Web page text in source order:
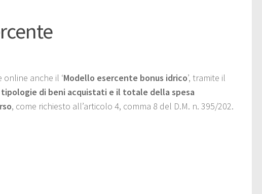
anche il ‘Modello esercente bonus idrico’, tramite il
di beni acquistati e il totale della spesa
, come richiesto all’articolo 4, comma 8 del D.M. n. 395/202.